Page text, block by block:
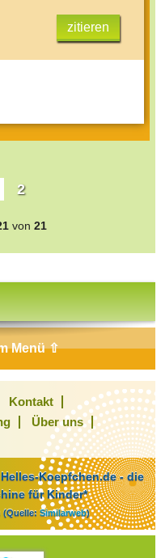
zitieren
2
von 21
Menü ⇧
Kontakt
Über uns
Koepfchen.de - die
für Kinder*
(Quelle: Similarweb)